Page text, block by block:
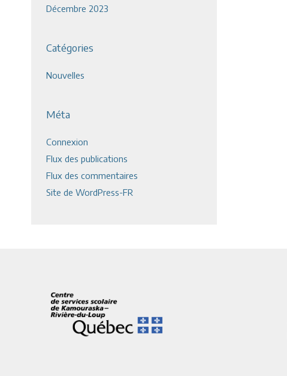
Décembre 2023
Catégories
Nouvelles
Méta
Connexion
Flux des publications
Flux des commentaires
Site de WordPress-FR